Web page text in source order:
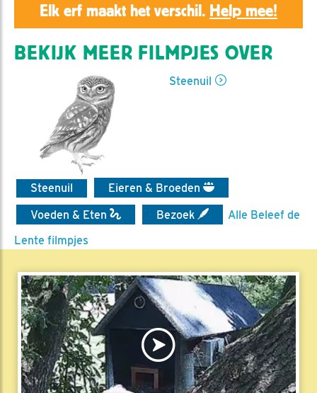
Elk erf maakt het verschil. Help mee!
BEKIJK MEER FILMPJES OVER
Steenuil
Steenuil
Eieren & Broeden
Voeden & Eten
Bezoek
Alle Beleef de
Lente filmpjes